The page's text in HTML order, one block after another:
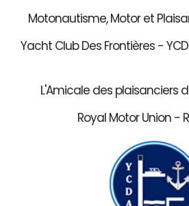
Motonautisme, Motor et
Yacht Club Des
L'Amicale des plaisanciers
Royal Motor Union -